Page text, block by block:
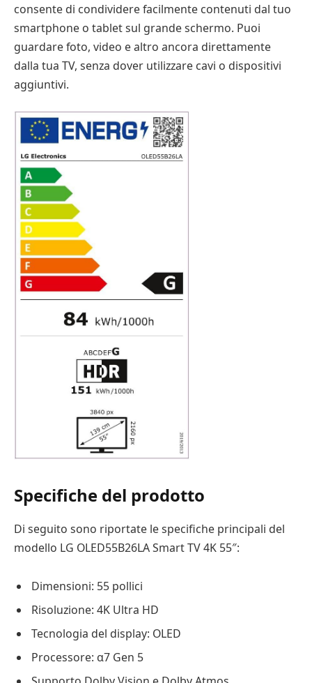
consente di condividere facilmente contenuti dal tuo
smartphone o tablet sul grande schermo. Puoi
guardare foto, video e altro ancora direttamente
dalla tua TV, senza dover utilizzare cavi o dispositivi
aggiuntivi.
Specifiche del prodotto
Di seguito sono riportate le specifiche principali del
modello LG OLED55B26LA Smart TV 4K 55″:
Dimensioni: 55 pollici
Risoluzione: 4K Ultra HD
Tecnologia del display: OLED
Processore: α7 Gen 5